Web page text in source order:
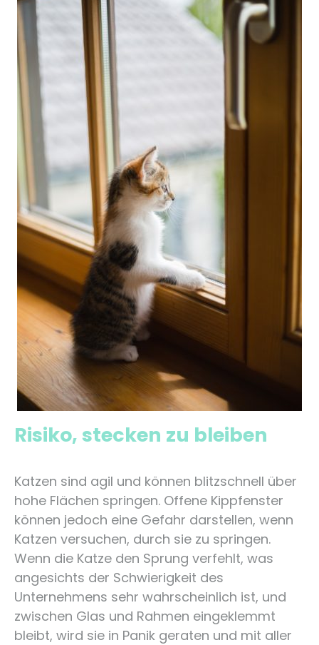
Risiko, stecken zu bleiben
Katzen sind agil und können blitzschnell über
hohe Flächen springen. Offene Kippfenster
können jedoch eine Gefahr darstellen, wenn
Katzen versuchen, durch sie zu springen.
Wenn die Katze den Sprung verfehlt, was
angesichts der Schwierigkeit des
Unternehmens sehr wahrscheinlich ist, und
zwischen Glas und Rahmen eingeklemmt
bleibt, wird sie in Panik geraten und mit aller